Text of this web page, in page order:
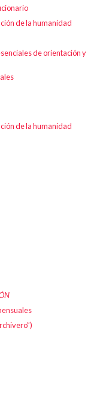
de la humanidad
de orientación y
de la humanidad